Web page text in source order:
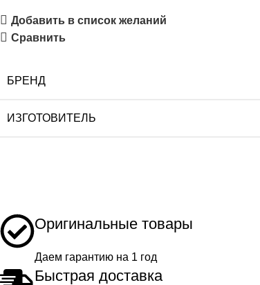
Добавить в список желаний
Сравнить
БРЕНД
ИЗГОТОВИТЕЛЬ
Оригинальные товары
Даем гарантию на 1 год
Быстрая доставка